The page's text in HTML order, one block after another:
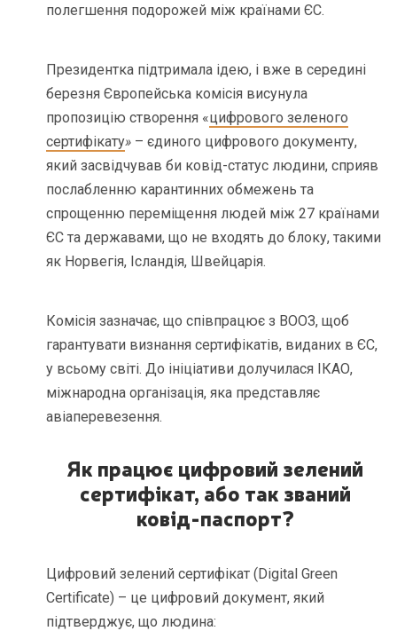
полегшення подорожей між країнами ЄС.
Президентка підтримала ідею, і вже в середині
березня Європейська комісія висунула
пропозицію створення «цифрового зеленого
сертифікату» – єдиного цифрового документу,
який засвідчував би ковід-статус людини, сприяв
послабленню карантинних обмежень та
спрощенню переміщення людей між 27 країнами
ЄС та державами, що не входять до блоку, такими
як Норвегія, Ісландія, Швейцарія.
Комісія зазначає, що співпрацює з ВООЗ, щоб
гарантувати визнання сертифікатів, виданих в ЄС,
у всьому світі. До ініціативи долучилася ІКАО,
міжнародна організація, яка представляє
авіаперевезення.
Як працює цифровий зелений
сертифікат, або так званий
ковід-паспорт?
Цифровий зелений сертифікат (Digital Green
Certificate) – це цифровий документ, який
підтверджує, що людина: